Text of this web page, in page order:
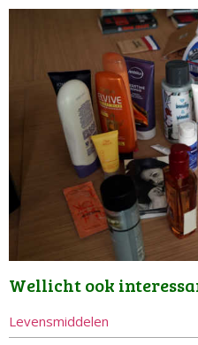
Wellicht ook
Levensmiddelen